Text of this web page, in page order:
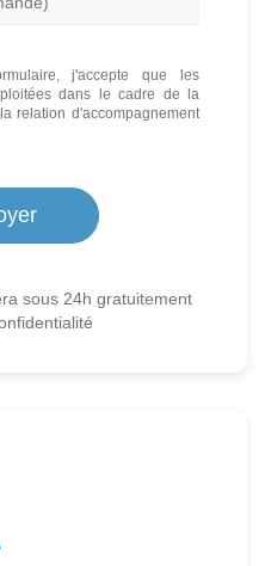
j'accepte que les
dans le cadre de la
relation d'accompagnement
sous 24h gratuitement